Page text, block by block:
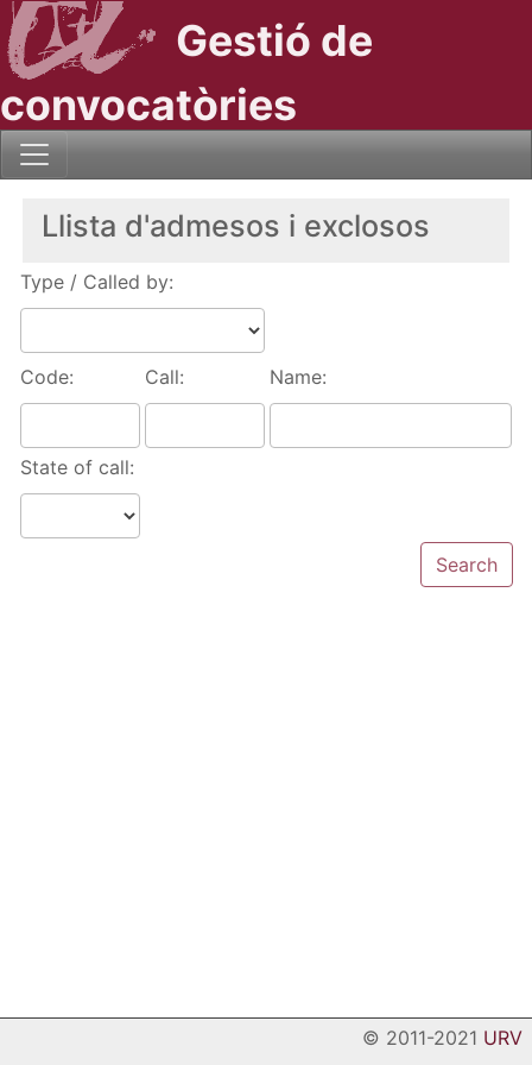
Gestió de
convocatòries
Llista d'admesos i exclosos
Type / Called by:
Code: Call: Name:
State of call:
© 2011-2021 URV